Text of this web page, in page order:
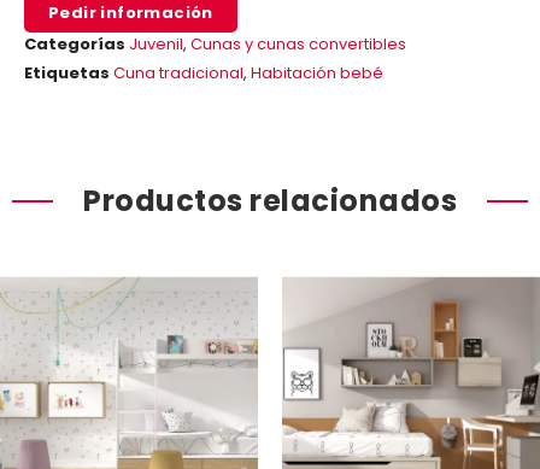
Pedir información
Categorías Juvenil, Cunas y cunas convertibles
Etiquetas Cuna tradicional, Habitación bebé
Productos relacionados